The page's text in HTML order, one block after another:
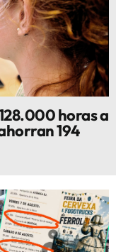
horas a
194